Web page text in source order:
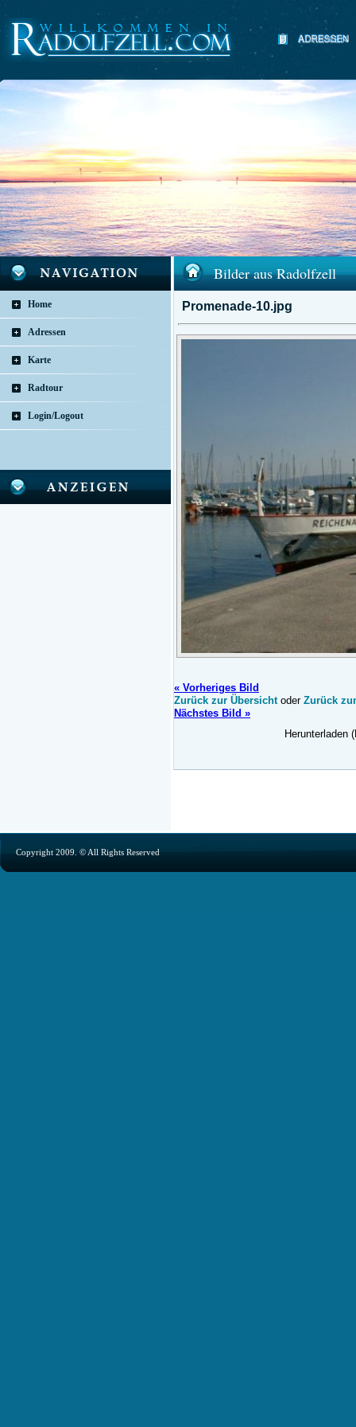
Home
Adressen
Karte
Radtour
Login/Logout
Bilder aus Radolfzell
Promenade-10.jpg
« Vorheriges Bild
Zurück zur Übersichtoder Zurück
Nächstes Bild »
Herunterladen
Copyright 2009. © All Rights Reserved